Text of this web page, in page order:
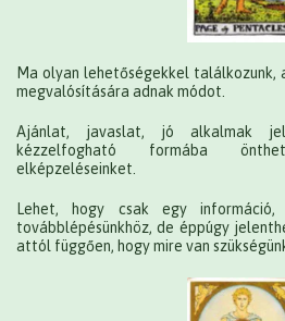
Ma olyan lehetőségekkel
megvalósítására adnak módot.
Ajánlat, javaslat, jó alkalmak
kézzelfogható formába
elképzeléseinket.
Lehet, hogy csak egy
továbblépésünkhöz, de éppúgy
attól függően, hogy mire van